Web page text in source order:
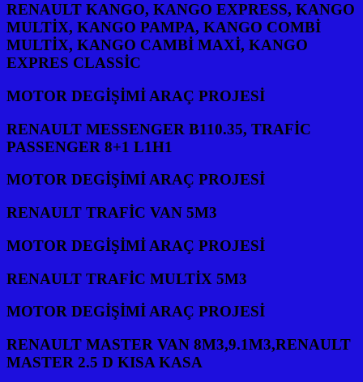
RENAULT KANGO, KANGO EXPRESS, KANGO
MULTİX, KANGO PAMPA, KANGO COMBİ
MULTİX, KANGO CAMBİ MAXİ, KANGO
EXPRES CLASSİC
MOTOR DEGİŞİMİ ARAÇ PROJESİ
RENAULT MESSENGER B110.35, TRAFİC
PASSENGER 8+1 L1H1
MOTOR DEGİŞİMİ ARAÇ PROJESİ
RENAULT TRAFİC VAN 5M3
MOTOR DEGİŞİMİ ARAÇ PROJESİ
RENAULT TRAFİC MULTİX 5M3
MOTOR DEGİŞİMİ ARAÇ PROJESİ
RENAULT MASTER VAN 8M3,9.1M3,RENAULT
MASTER 2.5 D KISA KASA